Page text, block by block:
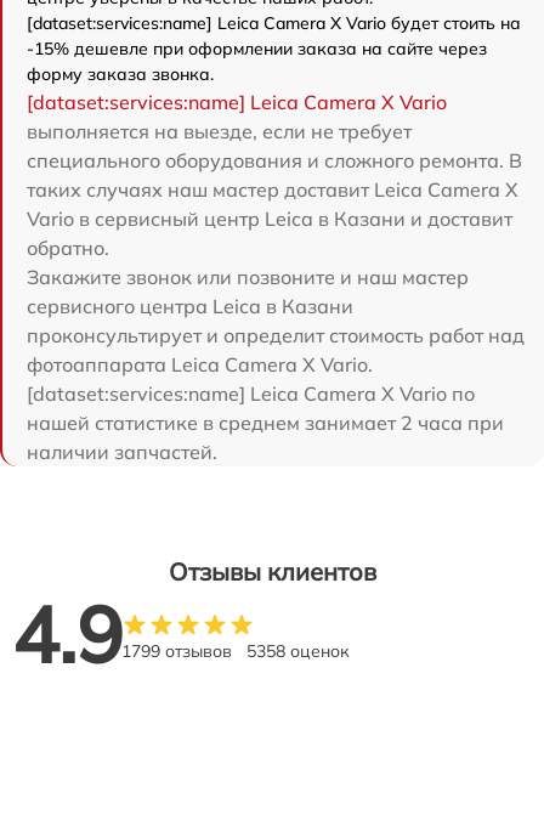
[dataset:services:name] Leica Camera X Vario будет стоить на
-15% дешевле при оформлении заказа на сайте через
форму заказа звонка.
[dataset:services:name] Leica Camera X Vario
выполняется на выезде, если не требует
специального оборудования и сложного ремонта. В
таких случаях наш мастер доставит Leica Camera X
Vario в сервисный центр Leica в Казани и доставит
обратно.
Закажите звонок или позвоните и наш мастер
сервисного центра Leica в Казани
проконсультирует и определит стоимость работ над
фотоаппарата Leica Camera X Vario.
[dataset:services:name] Leica Camera X Vario по
нашей статистике в среднем занимает 2 часа при
наличии запчастей.
Отзывы клиентов
4.91799 отзывов 5358 оценок